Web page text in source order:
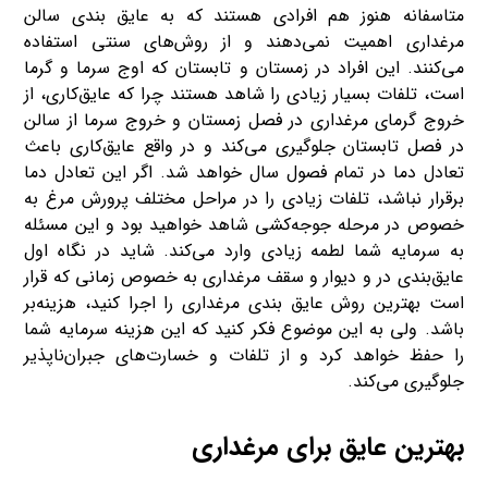
متاسفانه هنوز هم افرادی هستند که به عایق بندی سالن
مرغداری اهمیت نمی‌دهند و از روش‌های سنتی استفاده
می‌کنند. این افراد در زمستان و تابستان که اوج سرما و گرما
است، تلفات بسیار زیادی را شاهد هستند چرا که عایق‌کاری، از
خروج گرمای مرغداری در فصل زمستان و خروج سرما از سالن
در فصل تابستان جلوگیری می‌کند و در واقع عایق‌کاری باعث
تعادل دما در تمام فصول سال خواهد شد. اگر این تعادل دما
برقرار نباشد، تلفات زیادی را در مراحل مختلف پرورش مرغ به
خصوص در مرحله جوجه‌کشی شاهد خواهید بود و این مسئله
به سرمایه شما لطمه زیادی وارد می‌کند. شاید در نگاه اول
عایق‌بندی در و دیوار و سقف مرغداری به خصوص زمانی که قرار
است بهترین روش عایق ‌بندی مرغداری را اجرا کنید، هزینه‌بر
باشد. ولی به این موضوع فکر کنید که این هزینه سرمایه شما
را حفظ خواهد کرد و از تلفات و خسارت‌های جبران‌ناپذیر
جلوگیری می‌کند.
بهترین عایق برای مرغداری